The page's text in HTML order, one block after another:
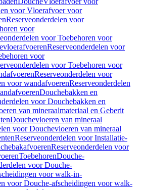
voor Vloerafvoer voor
Reserveonderdelen voor
voor
voor Toebehoren voor
Reserveonderdelen voor
voor
voor Toebehoren voor
Reserveonderdelen voor
voor wandafvoerenReserveonderdelen
Douchebakken en
voor Douchebakken en
van mineraalmateriaal en Geberit
Douchevloeren van mineraal
voor Douchevloeren van mineraal
Reserveonderdelen voor Installatie-
Reserveonderdelen voor
ToebehorenDouche-
voor Douche-
voor walk-in-
voor Douche-afscheidingen voor walk-